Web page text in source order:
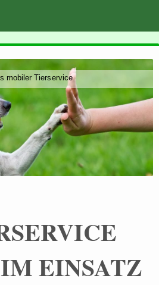
mobiler Tierservice
EINSATZ